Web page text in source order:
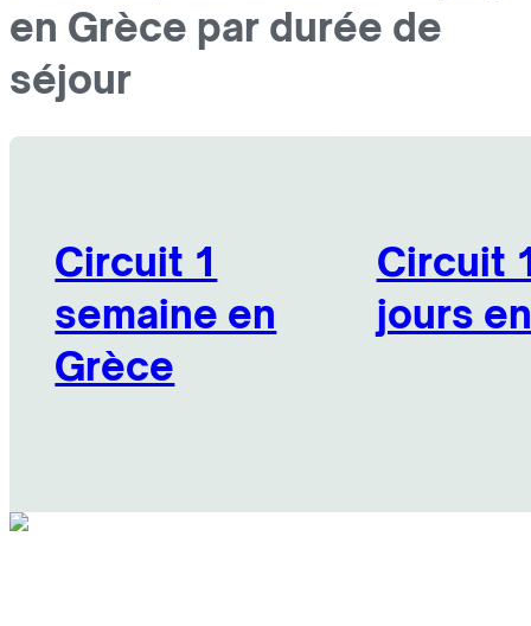
en Grèce par durée de
séjour
Circuit 1
semaine en
Grèce
Circuit
jours